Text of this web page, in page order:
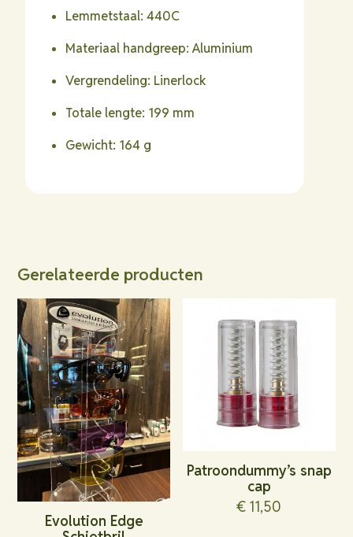
Lemmetstaal: 440C
Materiaal handgreep: Aluminium
Vergrendeling: Linerlock
Totale lengte: 199 mm
Gewicht: 164 g
Gerelateerde producten
Evolution Edge
Patroondummy’s snap
cap
€ 11,50